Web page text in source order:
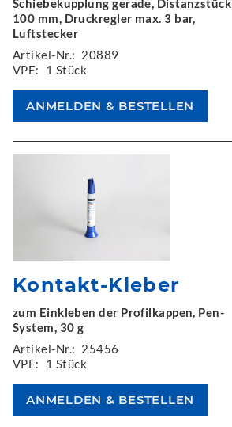
Schiebekupplung gerade, Distanzstück
100 mm, Druckregler max. 3 bar,
Luftstecker
Artikel-Nr.: 20889
VPE:
1 Stück
Kontakt-Kleber
zum Einkleben der Profilkappen, Pen-
System, 30 g
Artikel-Nr.: 25456
VPE:
1 Stück